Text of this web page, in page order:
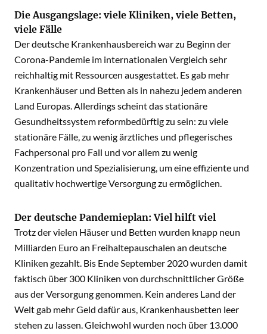
Die Ausgangslage: viele Kliniken, viele Betten,
viele Fälle
Der deutsche Krankenhausbereich war zu Beginn der
Corona-Pandemie im internationalen Vergleich sehr
reichhaltig mit Ressourcen ausgestattet. Es gab mehr
Krankenhäuser und Betten als in nahezu jedem anderen
Land Europas. Allerdings scheint das stationäre
Gesundheitssystem reformbedürftig zu sein: zu viele
stationäre Fälle, zu wenig ärztliches und pflegerisches
Fachpersonal pro Fall und vor allem zu wenig
Konzentration und Spezialisierung, um eine effiziente und
qualitativ hochwertige Versorgung zu ermöglichen.
Der deutsche Pandemieplan: Viel hilft viel
Trotz der vielen Häuser und Betten wurden knapp neun
Milliarden Euro an Freihaltepauschalen an deutsche
Kliniken gezahlt. Bis Ende September 2020 wurden damit
faktisch über 300 Kliniken von durchschnittlicher Größe
aus der Versorgung genommen. Kein anderes Land der
Welt gab mehr Geld dafür aus, Krankenhausbetten leer
stehen zu lassen. Gleichwohl wurden noch über 13.000